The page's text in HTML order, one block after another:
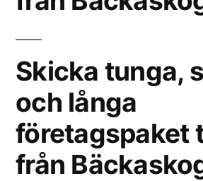
Skicka tunga,
och långa
företagspaket
från